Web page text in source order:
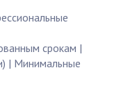
срокам |
| Минимальные